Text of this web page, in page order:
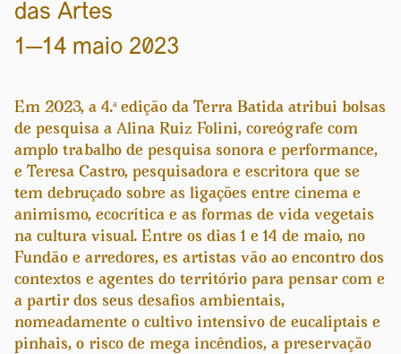
das Artes
1—14 maio 2023
Em 2023, a 4.ª edição da Terra Batida atribui bolsas
de pesquisa a Alina Ruiz Folini, coreógrafe com
amplo trabalho de pesquisa sonora e performance,
e Teresa Castro, pesquisadora e escritora que se
tem debruçado sobre as ligações entre cinema e
animismo, ecocrítica e as formas de vida vegetais
na cultura visual. Entre os dias 1 e 14 de maio, no
Fundão e arredores, es artistas vão ao encontro dos
contextos e agentes do território para pensar com e
a partir dos seus desafios ambientais,
nomeadamente o cultivo intensivo de eucaliptais e
pinhais, o risco de mega incêndios, a preservação